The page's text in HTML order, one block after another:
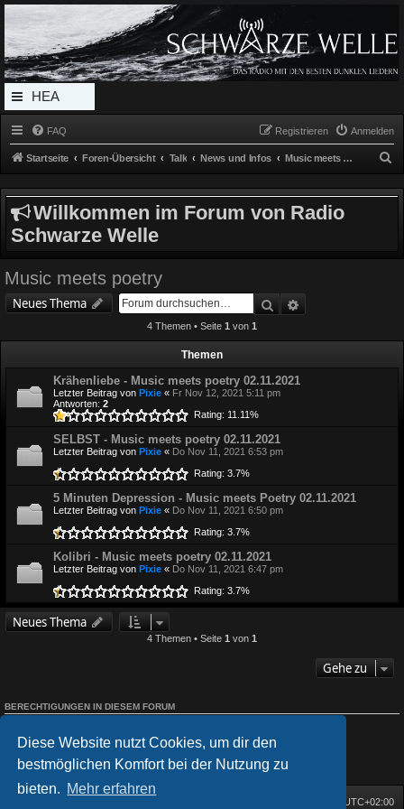
Diese Website nutzt Cookies, um dir den
bestmöglichen Komfort bei der Nutzung zu
bieten. Mehr erfahren
Radio Schwarze Welle Forum
Das Radio mit den Besten Dunklen Liedern
HEA
DERL
MEN
U
FAQ Anmelden
Registrieren
Startseite Foren-Übersicht Talk News und Infos Music meets poetry
c
Willkommen im Forum von Radio
Schwarze Welle
Music meets poetry
Neues Thema Suche
4 Themen • Seite 1 von 1
Themen
Krähenliebe - Music meets poetry 02.11.2021
Letzter Beitrag von Pixie « Fr Nov 12, 2021 5:11 pm
Antworten: 2
Rating: 11.11%
SELBST - Music meets poetry 02.11.2021
Letzter Beitrag von Pixie « Do Nov 11, 2021 6:53 pm
Rating: 3.7%
5 Minuten Depression - Music meets Poetry 02.11.2021
Letzter Beitrag von Pixie « Do Nov 11, 2021 6:50 pm
Rating: 3.7%
Kolibri - Music meets poetry 02.11.2021
Letzter Beitrag von Pixie « Do Nov 11, 2021 6:47 pm
Rating: 3.7%
Neues Thema
4 Themen • Seite 1 von 1
Gehe zu
BERECHTIGUNGEN IN DIESEM FORUM
Du darfst
keine Antworten zu Themen in diesem Forum erstellen.
Du darfst deine Beiträge in diesem Forumnichtändern.
Du darfst deine Beiträge in diesem Forum nicht löschen.
keine
UTC+02:00